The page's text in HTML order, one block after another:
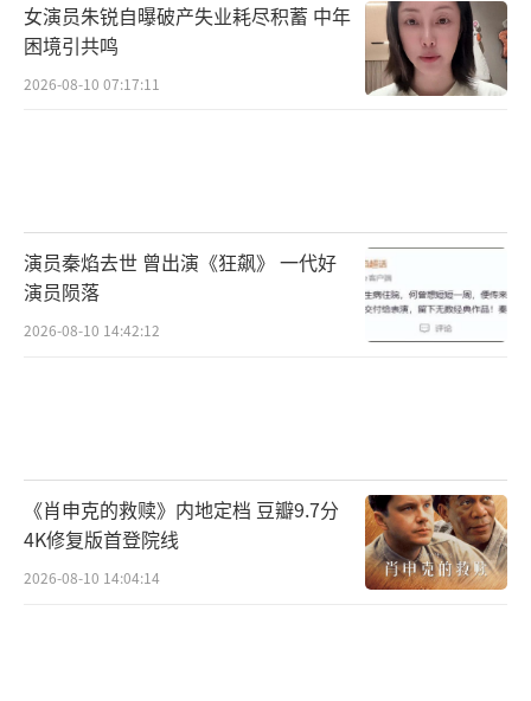
女演员朱锐自曝破产失业耗尽积蓄 中年
困境引共鸣
2026-08-10 07:17:11
演员秦焰去世 曾出演《狂飙》 一代好
演员陨落
2026-08-10 14:42:12
《肖申克的救赎》内地定档 豆瓣9.7分
4K修复版首登院线
2026-08-10 14:04:14